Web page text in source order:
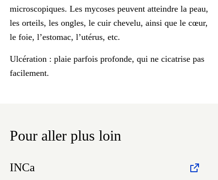
microscopiques. Les mycoses peuvent atteindre la peau,
les orteils, les ongles, le cuir chevelu, ainsi que le cœur,
le foie, l’estomac, l’utérus, etc.
Ulcération : plaie parfois profonde, qui ne cicatrise pas
facilement.
Pour aller plus loin
INCa